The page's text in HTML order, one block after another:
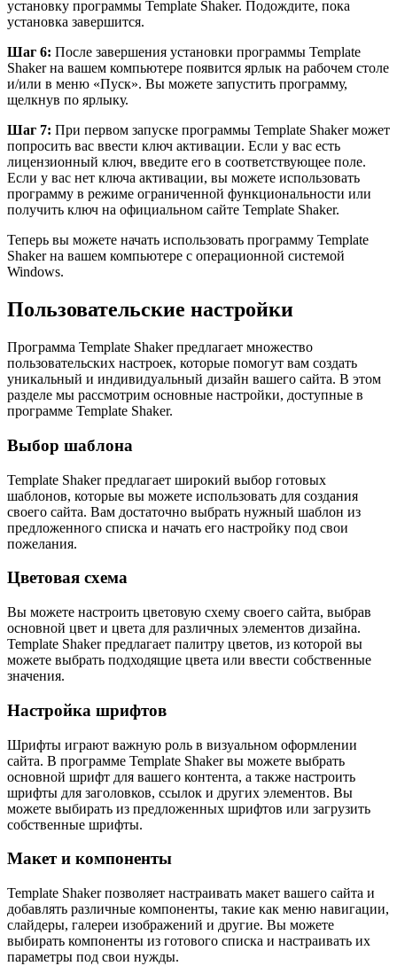
установку программы Template Shaker. Подождите, пока
установка завершится.
Шаг 6: После завершения установки программы Template
Shaker на вашем компьютере появится ярлык на рабочем столе
и/или в меню «Пуск». Вы можете запустить программу,
щелкнув по ярлыку.
Шаг 7: При первом запуске программы Template Shaker может
попросить вас ввести ключ активации. Если у вас есть
лицензионный ключ, введите его в соответствующее поле.
Если у вас нет ключа активации, вы можете использовать
программу в режиме ограниченной функциональности или
получить ключ на официальном сайте Template Shaker.
Теперь вы можете начать использовать программу Template
Shaker на вашем компьютере с операционной системой
Windows.
Пользовательские настройки
Программа Template Shaker предлагает множество
пользовательских настроек, которые помогут вам создать
уникальный и индивидуальный дизайн вашего сайта. В этом
разделе мы рассмотрим основные настройки, доступные в
программе Template Shaker.
Выбор шаблона
Template Shaker предлагает широкий выбор готовых
шаблонов, которые вы можете использовать для создания
своего сайта. Вам достаточно выбрать нужный шаблон из
предложенного списка и начать его настройку под свои
пожелания.
Цветовая схема
Вы можете настроить цветовую схему своего сайта, выбрав
основной цвет и цвета для различных элементов дизайна.
Template Shaker предлагает палитру цветов, из которой вы
можете выбрать подходящие цвета или ввести собственные
значения.
Настройка шрифтов
Шрифты играют важную роль в визуальном оформлении
сайта. В программе Template Shaker вы можете выбрать
основной шрифт для вашего контента, а также настроить
шрифты для заголовков, ссылок и других элементов. Вы
можете выбирать из предложенных шрифтов или загрузить
собственные шрифты.
Макет и компоненты
Template Shaker позволяет настраивать макет вашего сайта и
добавлять различные компоненты, такие как меню навигации,
слайдеры, галереи изображений и другие. Вы можете
выбирать компоненты из готового списка и настраивать их
параметры под свои нужды.